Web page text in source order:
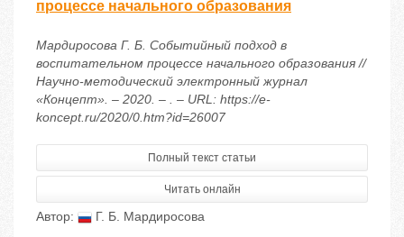
процессе начального образования
Мардиросова Г. Б. Событийный подход в
воспитательном процессе начального образования //
Научно-методический электронный журнал
«Концепт». – 2020. – . – URL: https://e-
koncept.ru/2020/0.htm?id=26007
Полный текст статьи
Читать онлайн
Автор: Г. Б. Мардиросова